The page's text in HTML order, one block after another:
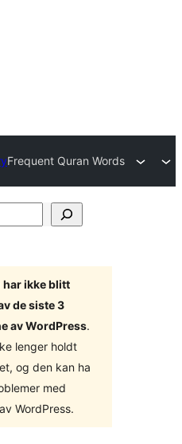
Frequent Quran Words
har ikke blitt
de siste 3
av WordPress.
lenger holdt
og den kan ha
med
WordPress.